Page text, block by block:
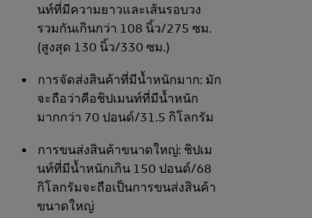
นท์ที่มีความยาวและเส้นรอบวง
รวมกันเกินกว่า 108 นิ้ว/275 ซม.
(สูงสุด 130 นิ้ว/330 ซม.)
การจัดส่งสินค้าที่มีน้ำหนักมาก: มัก
จะถือว่าคือชิปเมนท์ที่มีน้ำหนัก
มากกว่า 70 ปอนด์/31.5 กิโลกรัม
การขนส่งสินค้าขนาดใหญ่: ชิปเม
นท์ที่มีน้ำหนักเกิน 150 ปอนด์/68
กิโลกรัมจะถือเป็นการขนส่งสินค้า
ขนาดใหญ่